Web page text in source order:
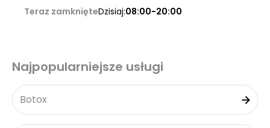
Teraz zamknięteDzisiaj:08:00-20:00
Najpopularniejsze usługi
Botox